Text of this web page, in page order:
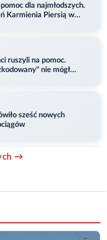
dla najmłodszych.
Karmienia Piersią w
ruszyli na pomoc.
nie mógł
sześć nowych
→